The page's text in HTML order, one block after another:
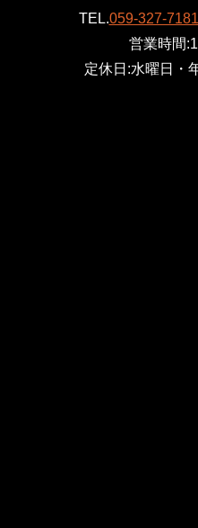
TEL.059-327-7181
営業時間
定休日:水曜日・